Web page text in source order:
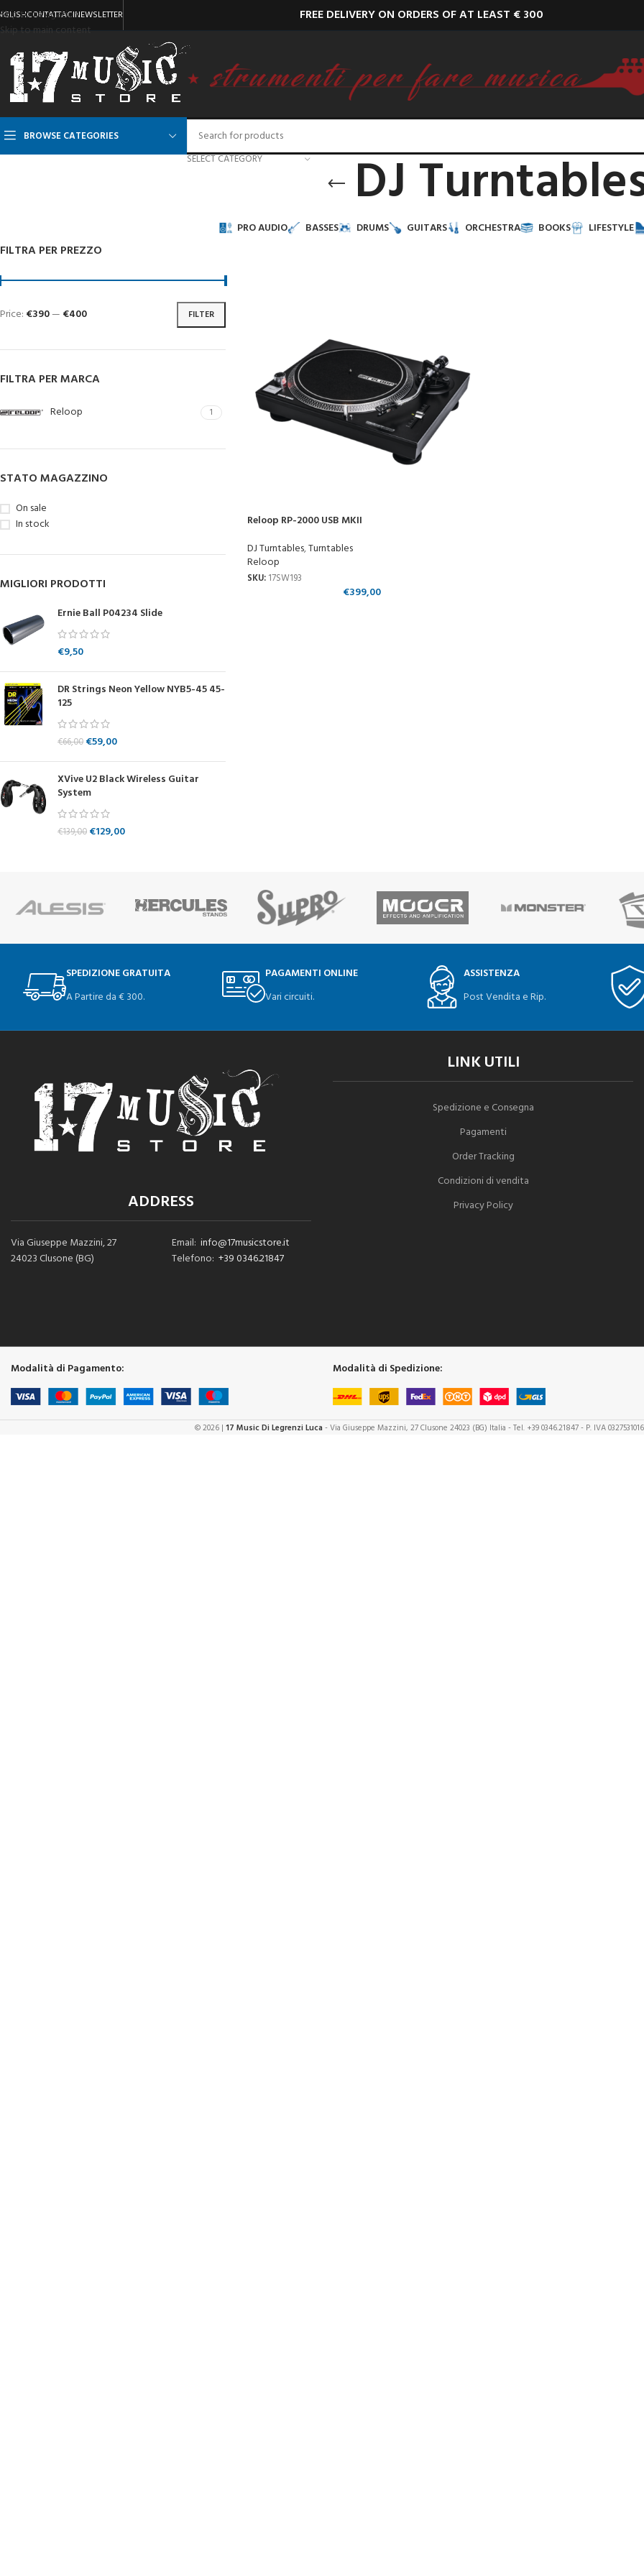
Skip to navigation
Skip to main content
CONTATTACINEWSLETTER FREE DELIVERY ON ORDERS OF AT LEAST € 300
BROWSE CATEGORIES
SELECT CATEGORY
DJ
PRO AUDIO BASSES DRUMS GUITARS ORCHESTRA BOOKS LIFESTYLE
FILTRA PER PREZZO
FILTER
Price: €390— €400
FILTRA PER MARCA
Reloop 1
STATO MAGAZZINO
On sale
In stock
MIGLIORI PRODOTTI
Ernie Ball P04234 Slide
€9,50
DR Strings Neon Yellow NYB5-45 45-
125
€66,00 €59,00
XVive U2 Black Wireless Guitar
System
€139,00 €129,00
Reloop RP-2000 USB MKII
DJ Turntables,Turntables
Reloop
SKU: 17SW193
€399,00
SPEDIZIONE GRATUITA
A Partire da € 300.
PAGAMENTI ONLINE
Vari circuiti.
ASSISTENZA
Post Vendita e Rip.
ADDRESS
Via Giuseppe Mazzini, 27
24023 Clusone (BG)
Email: info@17musicstore.it
Telefono: +39 0346.21847
LINK UTILI
Spedizione e Consegna
Pagamenti
Order Tracking
Condizioni di vendita
Privacy Policy
Modalità di Pagamento: Modalità di Spedizione:
© 2026 | 17 Music Di Legrenzi Luca - Via Giuseppe Mazzini, 27 Clusone 24023 (BG) Italia - Tel. +39 0346.21847 - P. IVA